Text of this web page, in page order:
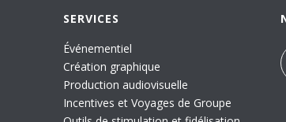
SERVICES
Événementiel
Création graphique
Production audiovisuelle
Incentives et Voyages de Groupe